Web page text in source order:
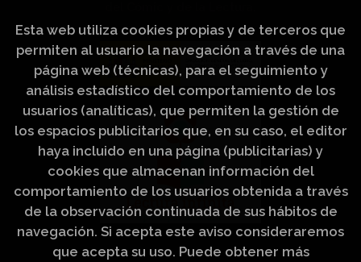
Esta web utiliza cookies propias y de terceros que
permiten al usuario la navegación a través de una
página web (técnicas), para el seguimiento y
análisis estadístico del comportamiento de los
usuarios (analíticas), que permiten la gestión de
los espacios publicitarios que, en su caso, el editor
haya incluido en una página (publicitarias) y
cookies que almacenan información del
comportamiento de los usuarios obtenida a través
de la observación continuada de sus hábitos de
navegación. Si acepta este aviso consideraremos
que acepta su uso. Puede obtener más